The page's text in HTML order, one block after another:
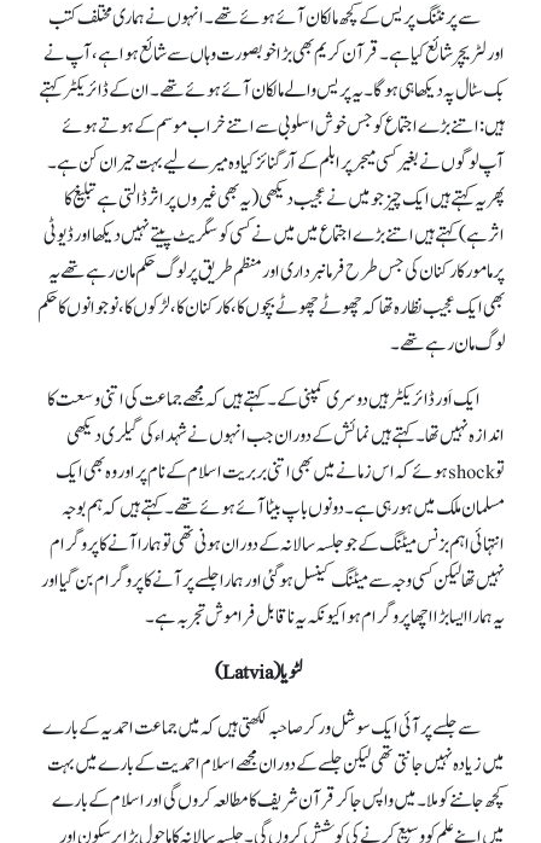
سے پرنٹنگ پریس کے کچھ مالکان آئے ہوئے تھے۔ انہوں نے ہماری مختلف کتب
اور لٹریچر شائع کیا ہے ۔قرآن کریم بھی بڑا خوبصورت وہاں سے شائع ہواہے، آپ نے
بک سٹال پہ دیکھا ہی ہوگا۔ یہ پریس والے مالکان آئے ہوئے تھے۔ ان کے ڈائریکٹر کہتے
ہیں: اتنے بڑے اجتماع کو جس خوش اسلوبی سے اتنے خراب موسم کے ہوتے ہوئے
آپ لوگوں نے بغیر کسی میجر پرابلم کے آرگنائز کیا وہ میرے لیے بہت حیران کن ہے۔
پھر یہ کہتے ہیں ایک چیز جو میں نے عجیب دیکھی (یہ بھی غیروں پر اثر ڈالتی ہے تبلیغ کا
اثرہے) کہتے ہیں اتنے بڑے اجتماع میں میں نے کسی کو سگریٹ پیتے نہیں دیکھا اور ڈیوٹی
پر مامور کارکنان کی جس طرح فرمانبرداری اور منظم طریق پر لوگ حکم مان رہے تھے یہ
بھی ایک عجیب نظارہ تھا کہ چھوٹے چھوٹے بچوں کا ،کارکنان کا، لڑکوں کا ،نوجوانوں کا حکم
لوگ مان رہے تھے۔
ایک اَور ڈائریکٹر ہیں دوسری کمپنی کے۔ کہتے ہیں کہ مجھے جماعت کی اتنی وسعت کا
اندازہ نہیں تھا۔ کہتے ہیں نمائش کے دوران جب انہوں نے شہداء کی گیلری دیکھی
تو shockہوئے کہ اس زمانے میں بھی اتنی بربریت اسلام کے نام پر اور وہ بھی ایک
مسلمان ملک میں ہو رہی ہے۔ دونوں باپ بیٹا آئے ہوئے تھے۔ کہتے ہیں کہ ہم بوجہ
انتہائی اہم بزنس میٹنگ کے جو جلسہ سالانہ کے دوران ہونی تھی تو ہمارا آنے کا پروگرام
نہیں تھا لیکن کسی وجہ سے میٹنگ کینسل ہو گئی اور ہمارا جلسے پر آنے کا پروگرام بن گیا اور
یہ ہمارا ایسا بڑا اچھا پروگرام ہوا کیونکہ یہ ناقابل فراموش تجربہ ہے۔
لٹویا(Latvia)
سے جلسےپر آئی ایک سوشل ورکر صاحبہ لکھتی ہیں کہ میں جماعت احمدیہ کے بارے
میں زیادہ نہیں جانتی تھی لیکن جلسے کے دوران مجھے اسلام احمدیت کے بارے میں بہت
کچھ جاننے کو ملا۔ میں واپس جا کر قرآن شریف کا مطالعہ کروں گی اور اسلام کے بارے